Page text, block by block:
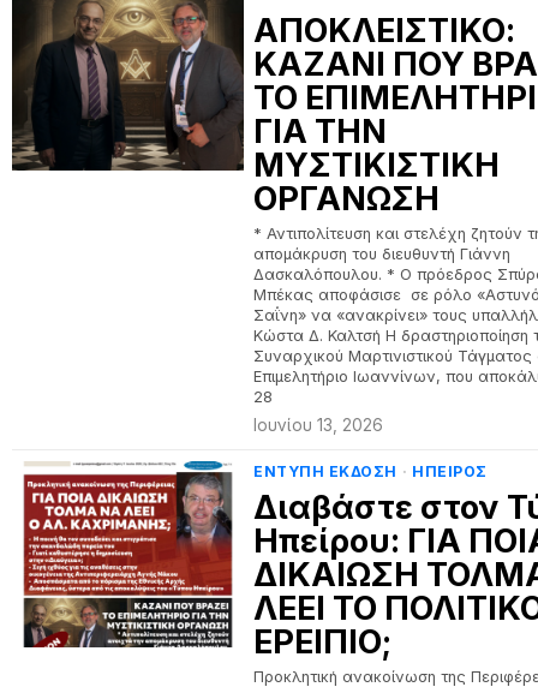
ΑΠΟΚΛΕΙΣΤΙΚΟ:
ΚΑΖΑΝΙ ΠΟΥ
ΤΟ
ΓΙΑ ΤΗΝ
ΜΥΣΤΙΚΙΣΤΙΚΗ
ΟΡΓΑΝΩΣΗ
* Αντιπολίτευση και στελέχη ζητούν
απομάκρυση του διευθυντή Γιάννη
Δασκαλόπουλου. * Ο πρόεδρος
Μπέκας αποφάσισε σε ρόλο
Σαΐνη» να «ανακρίνει» τους
Κώστα Δ. Καλτσή Η δραστηριοποίηση
Συναρχικού Μαρτινιστικού Τάγματος
Επιμελητήριο Ιωαννίνων, που
28
Ιουνίου 13, 2026
ΕΝΤΥΠΗ ΕΚΔΟΣΗ · ΗΠΕΙΡΟΣ
Διαβάστε στον
Ηπείρου: ΓΙΑ
ΔΙΚΑΙΩΣΗ
ΛΕΕΙ ΤΟ
ΕΡΕΙΠΙΟ;
Προκλητική ανακοίνωση της